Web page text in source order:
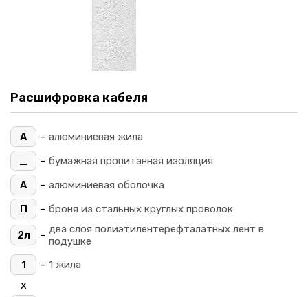
Расшифровка кабеля
А - алюминиевая жила
_
- бумажная пропитанная изоляция
А
- алюминиевая оболочка
П
- броня из стальных круглых проволок
2л - два слоя полиэтилентерефталатных лент в
подушке
1
- 1 жила
х